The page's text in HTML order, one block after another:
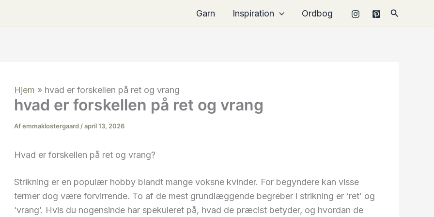
Garn Inspiration Ordbog Søg
Hjem » hvad er forskellen på ret og vrang
hvad er forskellen på ret og vrang
Afemmaklostergaard /april 13, 2026
Hvad er forskellen på ret og vrang?
Strikning er en populær hobby blandt mange voksne kvinder. For begyndere kan visse
termer dog være forvirrende. To af de mest grundlæggende begreber i strikning er ‘ret’ og
‘vrang’. Hvis du nogensinde har spekuleret på, hvad de præcist betyder, og hvordan de